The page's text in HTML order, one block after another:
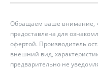
Обращаем ваше внимание,
предоставлена для
офертой. Производитель
внешний вид,
предварительно не